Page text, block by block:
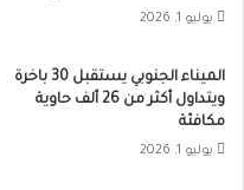
يوليو 1, 2026
الميناء الجنوبي يستقبل 30 باخرة
ويتداول أكثر من 26 ألف حاوية
مكافئة
يوليو 1, 2026